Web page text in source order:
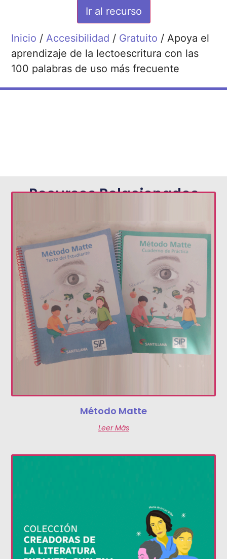
Ir al recurso
Inicio /Accesibilidad / Gratuito / Apoya el
aprendizaje de la lectoescritura con las
100 palabras de uso más frecuente
Recursos Relacionados
Método Matte
Leer Más